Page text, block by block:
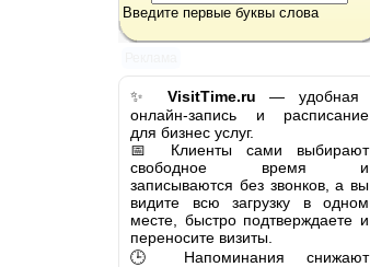
Введите первые буквы слова
✨ VisitTime.ru — удобная
онлайн-запись и расписание
для бизнес услуг.
📅 Клиенты сами выбирают
свободное время и
записываются без звонков, а вы
видите всю загрузку в одном
месте, быстро подтверждаете и
переносите визиты.
🕒 Напоминания снижают